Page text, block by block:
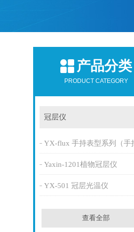
产品分类
PRODUCT CATEGORY
冠层仪
Yaxin-1201植物冠层仪
YX-501 冠层光温仪
查看全部